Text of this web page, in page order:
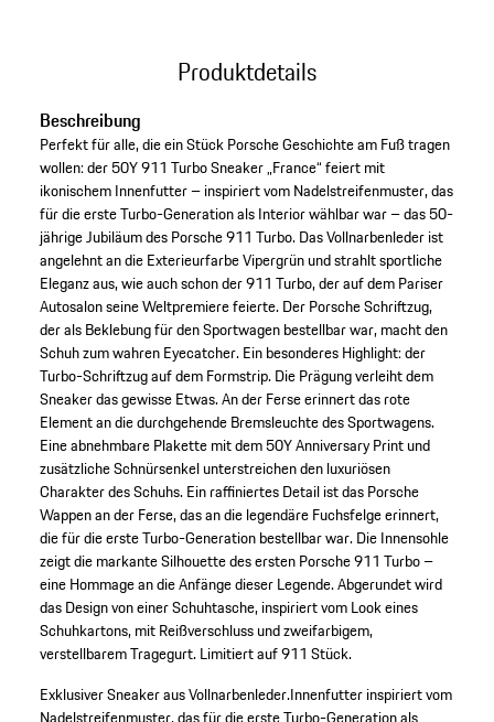
Produktdetails
Beschreibung
Perfekt für alle, die ein Stück Porsche Geschichte am Fuß tragen
wollen: der 50Y 911 Turbo Sneaker „France“ feiert mit
ikonischem Innenfutter – inspiriert vom Nadelstreifenmuster, das
für die erste Turbo-Generation als Interior wählbar war – das 50-
jährige Jubiläum des Porsche 911 Turbo. Das Vollnarbenleder ist
angelehnt an die Exterieurfarbe Vipergrün und strahlt sportliche
Eleganz aus, wie auch schon der 911 Turbo, der auf dem Pariser
Autosalon seine Weltpremiere feierte. Der Porsche Schriftzug,
der als Beklebung für den Sportwagen bestellbar war, macht den
Schuh zum wahren Eyecatcher. Ein besonderes Highlight: der
Turbo-Schriftzug auf dem Formstrip. Die Prägung verleiht dem
Sneaker das gewisse Etwas. An der Ferse erinnert das rote
Element an die durchgehende Bremsleuchte des Sportwagens.
Eine abnehmbare Plakette mit dem 50Y Anniversary Print und
zusätzliche Schnürsenkel unterstreichen den luxuriösen
Charakter des Schuhs. Ein raffiniertes Detail ist das Porsche
Wappen an der Ferse, das an die legendäre Fuchsfelge erinnert,
die für die erste Turbo-Generation bestellbar war. Die Innensohle
zeigt die markante Silhouette des ersten Porsche 911 Turbo –
eine Hommage an die Anfänge dieser Legende. Abgerundet wird
das Design von einer Schuhtasche, inspiriert vom Look eines
Schuhkartons, mit Reißverschluss und zweifarbigem,
verstellbarem Tragegurt. Limitiert auf 911 Stück.
Exklusiver Sneaker aus Vollnarbenleder.Innenfutter inspiriert vom